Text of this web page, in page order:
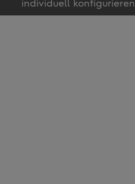
individuell konfigurieren